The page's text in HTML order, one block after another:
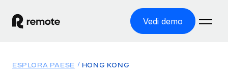
Vedi demo
ESPLORA PAESE HONG KONG